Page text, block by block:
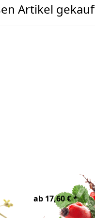
Artikel
ab 17,60 € *